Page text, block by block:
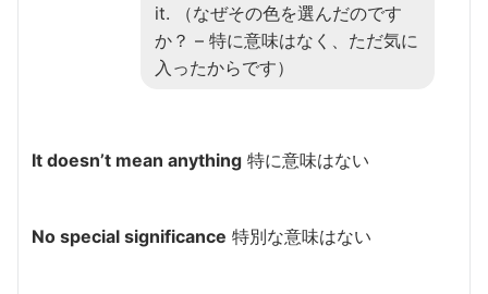
it. （なぜその色を選んだのです
か？ – 特に意味はなく、ただ気に
入ったからです）
It doesn’t mean anything 特に意味はない
No special significance 特別な意味はない